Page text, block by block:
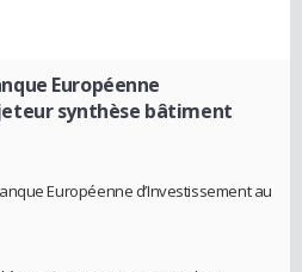
Européenne
synthèse bâtiment
Européenne d’Investissement au